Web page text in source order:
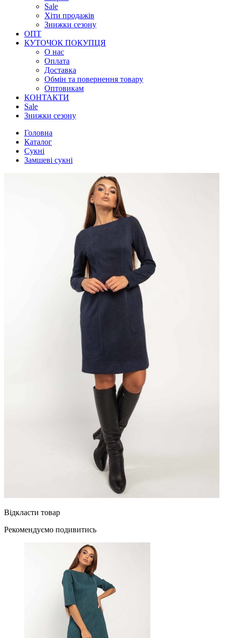
Sale
Хіти продажів
Знижки сезону
ОПТ
КУТОЧОК ПОКУПЦЯ
О нас
Оплата
Доставка
Обмін та повернення товару
Оптовикам
КОНТАКТИ
Sale
Знижки сезону
Головна
Каталог
Сукні
Замшеві сукні
Відкласти товар
Рекомендуємо подивитись